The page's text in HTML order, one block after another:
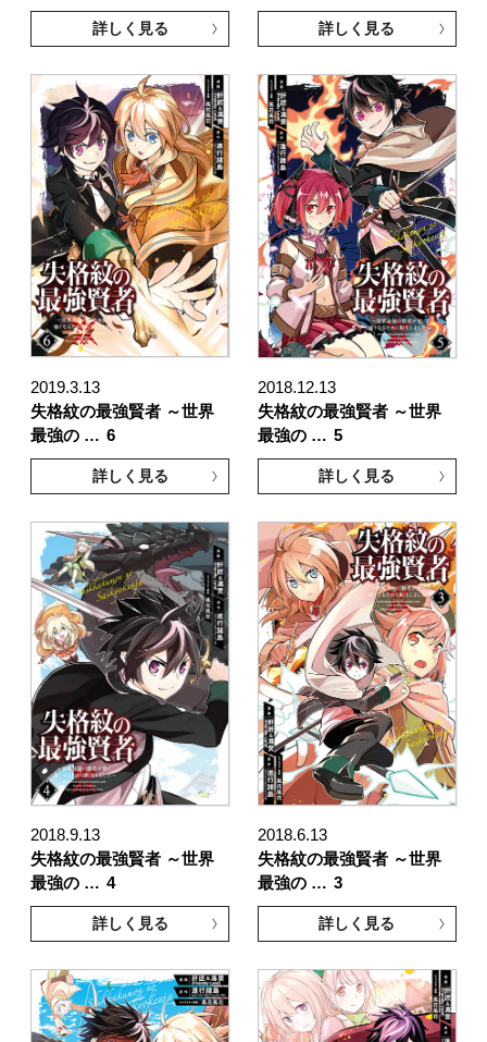
詳しく見る 詳しく見る
2019.3.13
失格紋の最強賢者 ～世界
最強の … 6
詳しく見る
2018.12.13
失格紋の最強賢者 ～世界
最強の … 5
詳しく見る
2018.9.13
失格紋の最強賢者 ～世界
最強の … 4
詳しく見る
2018.6.13
失格紋の最強賢者 ～世界
最強の … 3
詳しく見る